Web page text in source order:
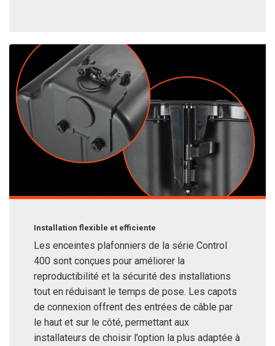
Installation flexible et efficiente
Les enceintes plafonniers de la série Control
400 sont conçues pour améliorer la
reproductibilité et la sécurité des installations
tout en réduisant le temps de pose. Les capots
de connexion offrent des entrées de câble par
le haut et sur le côté, permettant aux
installateurs de choisir l’option la plus adaptée à